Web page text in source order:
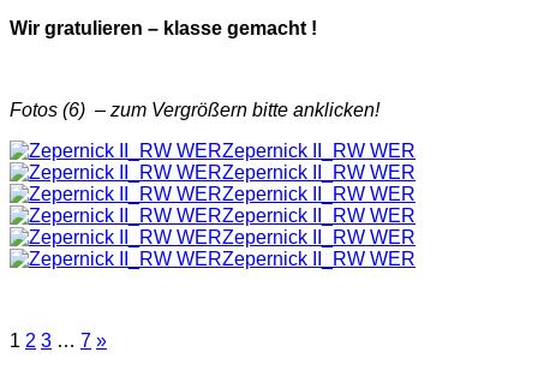
Wir gratulieren – klasse gemacht !
Fotos (6) – zum Vergrößern bitte anklicken!
Zepernick II_RW WER
Zepernick II_RW WER
Zepernick II_RW WER
Zepernick II_RW WER
Zepernick II_RW WER
Zepernick II_RW WER
1 2 3 … 7 »